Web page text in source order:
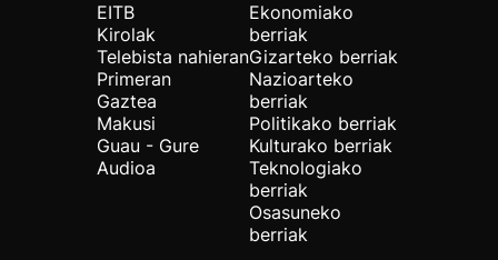
EITB
Kirolak
Telebista nahieran
Primeran
Gaztea
Makusi
Guau - Gure
Audioa
Ekonomiako
berriak
Gizarteko berriak
Nazioarteko
berriak
Politikako berriak
Kulturako berriak
Teknologiako
berriak
Osasuneko
berriak